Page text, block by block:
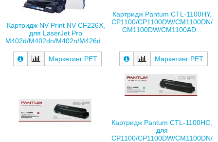
Картридж NV Print NV-CF226X,
для LaserJet Pro
M402d/M402dn/M402n/M426d...
Маркетинг РЕТ
Картридж Pantum CTL-1100HY,
CP1100/CP1100DW/CM1100DN/
CM1100DW/CM1100AD...
Маркетинг РЕТ
Картридж Pantum CTL-1100HC,
для
CP1100/CP1100DW/CM1100DN/